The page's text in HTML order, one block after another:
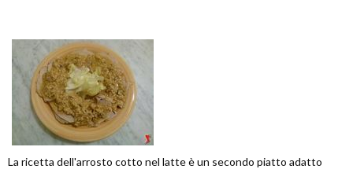
La ricetta dell'arrosto cotto nel latte è un secondo piatto adatto